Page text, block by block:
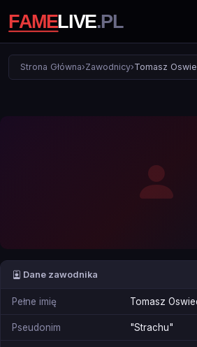
Strona Główna›Zawodnicy›Tomasz
Dane zawodnika
Pełne imię Tomasz
Pseudonim "Strachu"